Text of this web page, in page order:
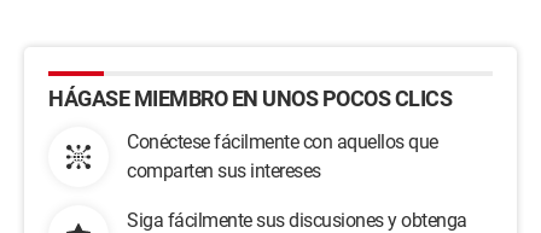
HÁGASE MIEMBRO EN UNOS POCOS CLICS
Conéctese fácilmente con aquellos que
comparten sus intereses
Siga fácilmente sus discusiones y obtenga